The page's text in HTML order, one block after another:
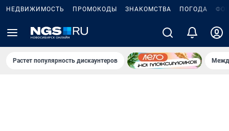
НЕДВИЖИМОСТЬ ПРОМОКОДЫ ЗНАКОМСТВА ПОГОДА
Растет популярность дискаунтеров